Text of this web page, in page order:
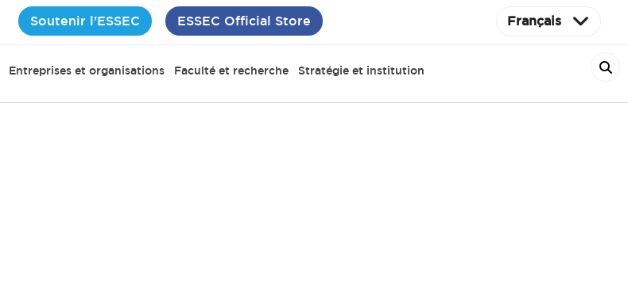
Soutenir l'ESSEC ESSEC Official Store Français
Entreprises et organisations Faculté et recherche Stratégie et institution